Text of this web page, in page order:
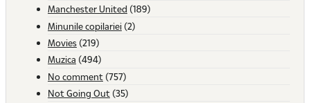
Manchester United (189)
Minunile copilariei (2)
Movies (219)
Muzica (494)
No comment (757)
Not Going Out (35)